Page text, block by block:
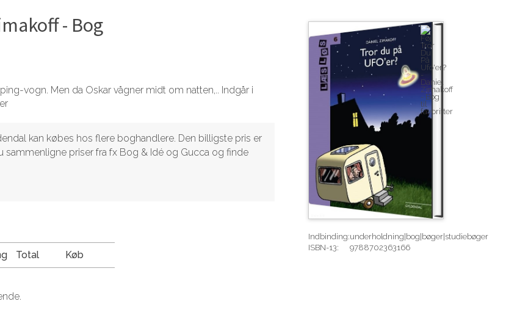
Indbinding:underholdning|bog|bøger|studiebøger
ISBN-13:
9788702363166
- Bog
vogn. Men da Oskar vågner midt om natten,.. Indgår i
kan købes hos flere boghandlere. Den billigste pris er
sammenligne priser fra fx Bog & Idé og Gucca og finde
Total Køb